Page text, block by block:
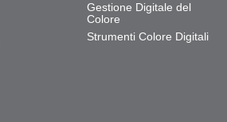
Gestione Digitale del
Colore
Strumenti Colore Digitali